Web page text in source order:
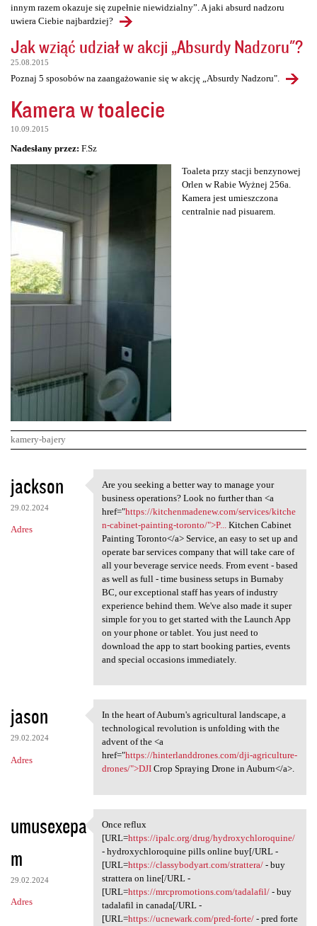
innym razem okazuje się zupełnie niewidzialny”. A jaki absurd nadzoru
uwiera Ciebie najbardziej?
Jak wziąć udział w akcji „Absurdy Nadzoru"?
25.08.2015
Poznaj 5 sposobów na zaangażowanie się w akcję „Absurdy Nadzoru".
Kamera w toalecie
10.09.2015
Nadesłany przez: F.Sz
Toaleta przy stacji benzynowej
Orlen w Rabie Wyżnej 256a.
Kamera jest umieszczona
centralnie nad pisuarem.
kamery-bajery
K
o
m
e
jackson
29.02.2024
Adres
Are you seeking a better way
Are you seeking a better way to manage your
business operations? Look no further than <a
href="https://kitchenmadenew.com/services/kitche
n-cabinet-painting-toronto/">P...
Kitchen Cabinet
Painting Toronto</a> Service, an easy to set up and
operate bar services company that will take care of
all your beverage service needs. From event - based
as well as full - time business setups in Burnaby
BC, our exceptional staff has years of industry
experience behind them. We've also made it super
simple for you to get started with the Launch App
on your phone or tablet. You just need to
download the app to start booking parties, events
and special occasions immediately.
jason
29.02.2024
Adres
In the heart of Auburn's
In the heart of Auburn's agricultural landscape, a
technological revolution is unfolding with the
advent of the <a
href="https://hinterlanddrones.com/dji-agriculture-
drones/">DJICrop Spraying Drone in Auburn</a>.
umusexepa
m
29.02.2024
Adres
Once reflux [URL=https:/
Once reflux
[URL=https://ipalc.org/drug/hydroxychloroquine/
- hydroxychloroquine pills online buy[/URL -
[URL=https://classybodyart.com/strattera/- buy
strattera on line[/URL -
[URL=https://mrcpromotions.com/tadalafil/- buy
tadalafil in canada[/URL -
[URL=https://ucnewark.com/pred-forte/- pred forte